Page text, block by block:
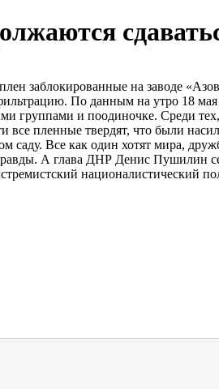
заблокированные на заводе
По данным на утро 18
группами и поодиночке. Среди
все пленные твердят, что были
саду. Все как один хотят мира,
А глава ДНР Денис Пушилин
националистический